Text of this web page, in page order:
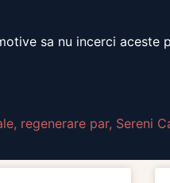
sa nu incerci aceste
, regenerare par, Sereni